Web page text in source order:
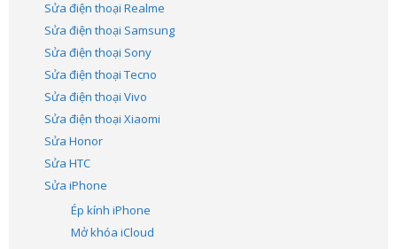
Sửa điện thoại Realme
Sửa điện thoại Samsung
Sửa điện thoại Sony
Sửa điện thoại Tecno
Sửa điện thoại Vivo
Sửa điện thoại Xiaomi
Sửa Honor
Sửa HTC
Sửa iPhone
Ép kính iPhone
Mở khóa iCloud